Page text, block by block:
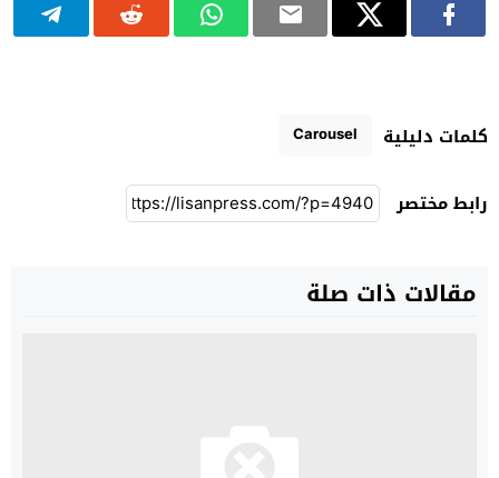
كلمات دليلية Carousel
رابط مختصر
مقالات ذات صلة